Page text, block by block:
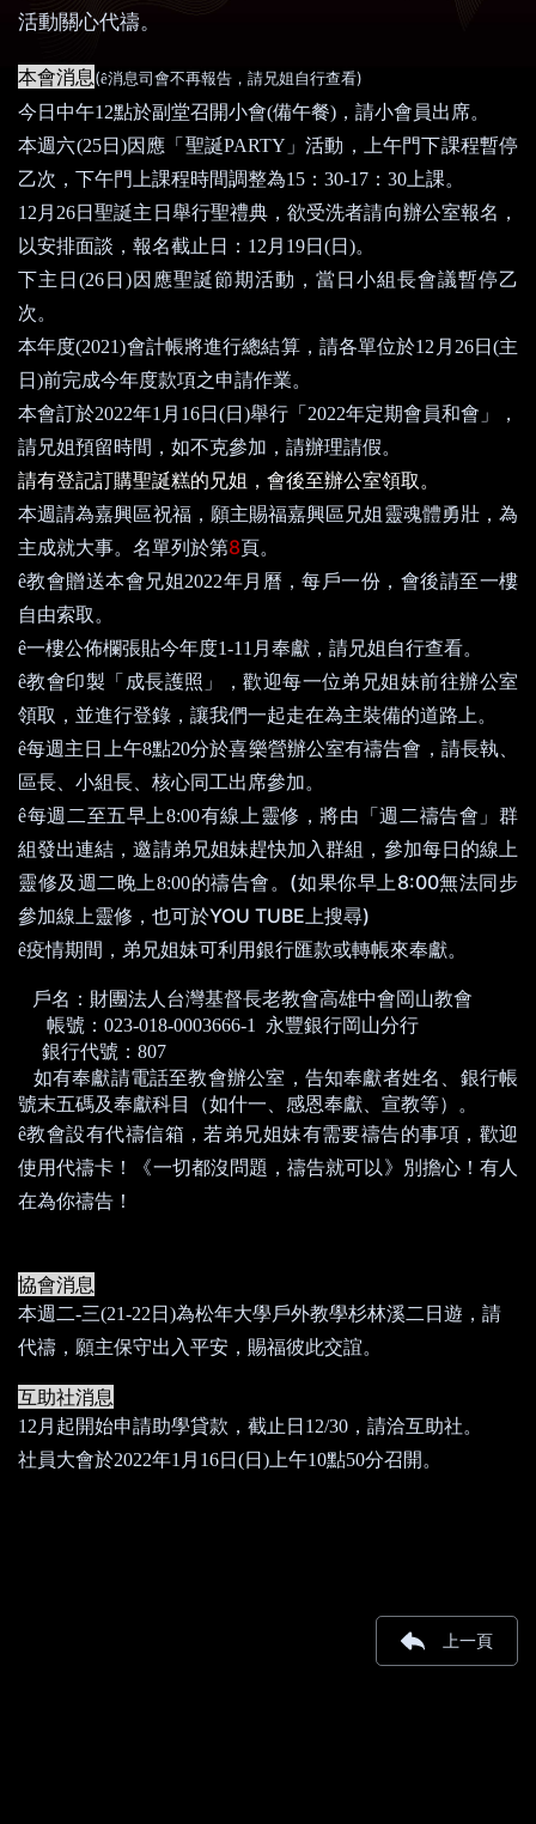
活動關心代禱。
本會消息(ê消息司會不再報告，請兄姐自行查看)
今日中午12點於副堂召開小會(備午餐) ，請小會員出席。
本週六(25日 )因應「聖誕PARTY 」活動，上午門下課程暫停
乙次，下午門上課程時間調整為15 ： 30-17 ： 30 上課。
12 月 26日聖誕主日舉行聖禮典，欲受洗者請向辦公室報名，
以安排面談，報名截止日： 12 月 19日 (日 )。
下主日 (26 日 )因應聖誕節期活動，當日小組長會議暫停乙
次。
本年度(2021)會計帳將進行總結算，請各單位於12 月 26日 (主
日 )前完成今年度款項之申請作業。
本會訂於2022年1 月 16日 (日 )舉行「 2022年定期會員和會」，
請兄姐預留時間，如不克參加，請辦理請假。
請有登記訂購聖誕糕的兄姐，會後至辦公室領取。
本週請為嘉興區祝福，願主賜福嘉興區 兄姐靈魂體勇壯，為
主成就大事。名單列於第8頁。
ê教會贈送本會兄姐2022年月曆，每戶一份 ，會後請至一樓
自由索取。
ê一樓公佈欄張貼今年度1-11 月奉獻，請兄姐自行查看。
ê教會印製「成長護照」，歡迎每一位弟兄姐妹前往辦公室
領取，並進行登錄，讓我們一起走在為主裝備的道路上。
ê每週主日上午8點20分於喜樂營辦公室有禱告會，請長執、
區長、小組長、核心同工出席參加。
ê每週二至五早上8:00有線上靈修，將由「週二禱告會」群
組發出連結，邀請弟兄姐妹趕快加入群組，參加每日的線上
靈修及週二晚上8:00的禱告會。 (如果你早上 8:00無法同步
參加線上靈修，也可於YOU TUBE 上搜尋)
ê疫情期間，弟兄姐妹可利用銀行匯款或轉帳來奉獻。
戶名：財團法人台灣基督長老教會高雄中會岡山教會
帳號： 023-018-0003666-1 永豐銀行岡山分行
銀行代號： 807
如有奉獻請電話至教會辦公室，告知奉獻者姓名、銀行帳
號末五碼及奉獻科目（如什一、感恩奉獻、宣教等）。
ê教會設有代禱信箱，若弟兄姐妹有需要禱告的事項，歡迎
使用代禱卡！《一切都沒問題，禱告就可以》別擔心！有人
在為你禱告！
協會消息
本週二-三(21-22 日 )為松年大學戶外教學杉林溪二日遊，請
代禱，願主保守出入平安，賜福彼此交誼。
互助社消息
12 月起開始申請助學貸款，截止日 12/30 ，請洽互助社。
社員大會於2022年1 月 16日 (日 ) 上午10點50分召開。
上一頁